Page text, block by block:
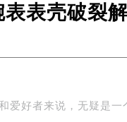
表表壳破裂
爱好者来说，无疑是一